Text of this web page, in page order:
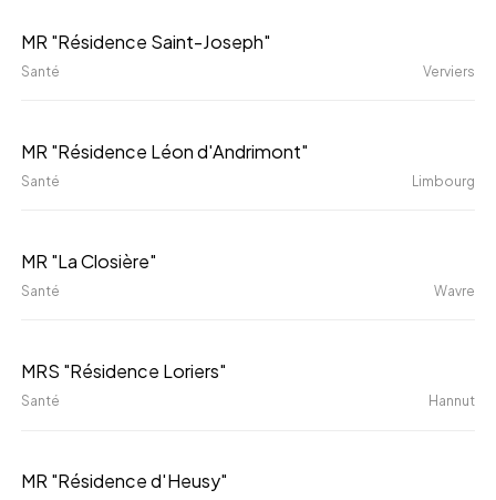
MR "Résidence Saint-Joseph"
Santé Verviers
MR "Résidence Léon d'Andrimont"
Santé Limbourg
MR "La Closière"
Santé Wavre
MRS "Résidence Loriers"
Santé Hannut
MR "Résidence d'Heusy"